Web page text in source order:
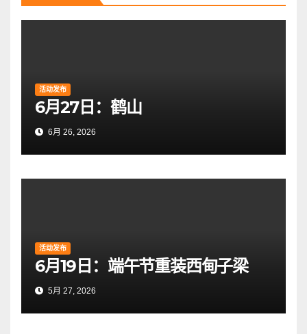
活动发布
6月27日：鹤山
6月 26, 2026
活动发布
6月19日：端午节重装西甸子梁
5月 27, 2026